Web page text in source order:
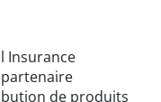
Insurance
de produits